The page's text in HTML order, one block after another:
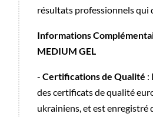
résultats professionnels qui
Informations
MEDIUM GEL
- Certifications de Qualité :
des certificats de qualité
ukrainiens, et est enregistré